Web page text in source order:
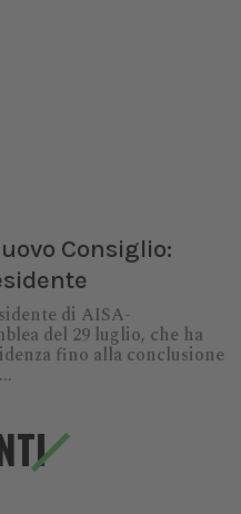
Consiglio:
di AISA-
del 29 luglio, che ha
fino alla conclusione